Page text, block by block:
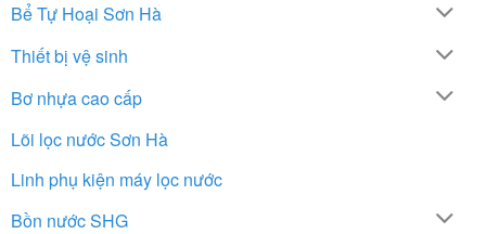
Bể Tự Hoại Sơn Hà
Thiết bị vệ sinh
Bơ nhựa cao cấp
Lõi lọc nước Sơn Hà
Linh phụ kiện máy lọc nước
Bồn nước SHG